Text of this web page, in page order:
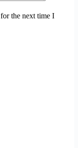
the next time I